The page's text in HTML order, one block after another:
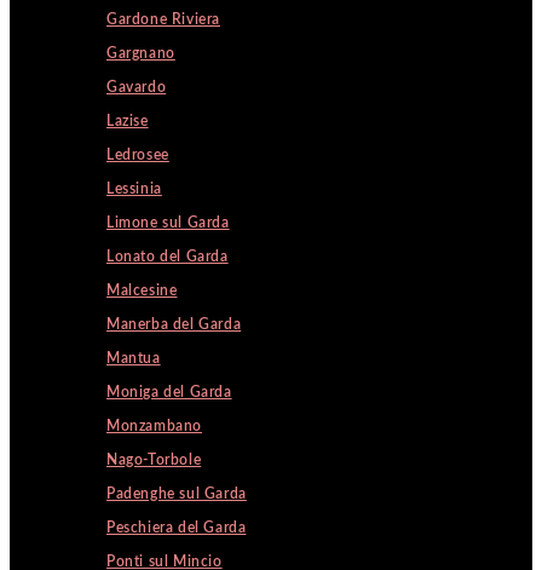
Gardone Riviera
Gargnano
Gavardo
Lazise
Ledrosee
Lessinia
Limone sul Garda
Lonato del Garda
Malcesine
Manerba del Garda
Mantua
Moniga del Garda
Monzambano
Nago-Torbole
Padenghe sul Garda
Peschiera del Garda
Ponti sul Mincio